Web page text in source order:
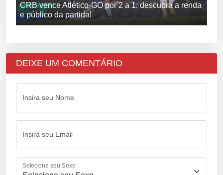
CRB vence Atlético-GO por 2 a 1: descubra a renda
e público da partida!
DEIXE UM COMENTÁRIO
Insira seu Nome
Insira seu Email
Selecione seu Sexo